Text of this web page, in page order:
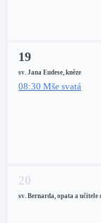
19
sv. Jana Eudese, kněze
08:30 Mše svatá
20
sv. Bernarda, opata a učitele